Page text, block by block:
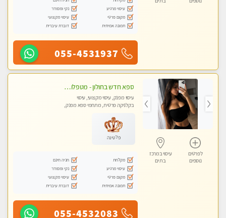
עיסוי מרגיע
נקי ומסודר
מקום פרטי
עיסוי מקצועי
תמונה אמיתית
דוברת עיברית
055-4531937
לפרטים
נוספים
עיסוי במרכז
בת ים
ספא חדש בחולון - מטפלות מקצועיות ברמה גבוהה מומלץ מאוד !!! . . highly recommended..new in the city -אין פרטים נוספים במקום -ללא מין !!ממתינה לך שתגיע
עיסוי מפנק, עיסוי מקצועי, עיסוי
בקלניקה פרטית, מתחמי ספא מפנק,
פלטינה
מקלחת
חניה חינם
עיסוי מרגיע
נקי ומסודר
מקום פרטי
עיסוי מקצועי
תמונה אמיתית
דוברת עיברית
055-4532083